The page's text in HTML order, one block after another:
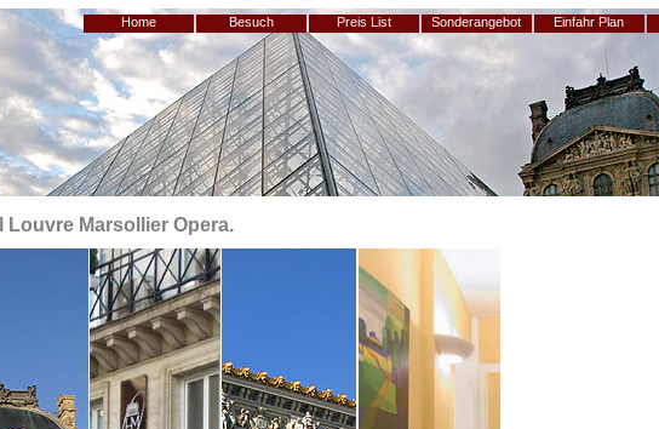
Home Besuch Preis List Sonderangebot Einfahr Plan
Louvre Marsollier Opera.